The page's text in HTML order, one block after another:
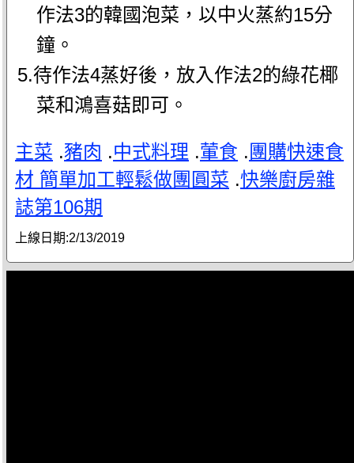
作法3的韓國泡菜，以中火蒸約15分
鐘。
5.待作法4蒸好後，放入作法2的綠花椰
菜和鴻喜菇即可。
主菜 .豬肉 .中式料理 .葷食 . 團購快速食
材 簡單加工輕鬆做團圓菜 .快樂廚房雜
誌第106期
上線日期:2/13/2019